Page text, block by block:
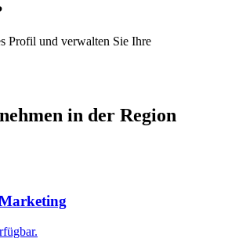
Profil und verwalten Sie Ihre
in der Region